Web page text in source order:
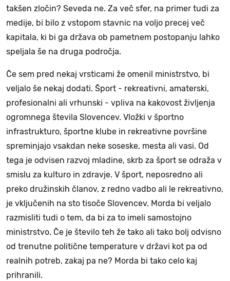
takšen zločin? Seveda ne. Za več sfer, na primer tudi za
medije, bi bilo z vstopom stavnic na voljo precej več
kapitala, ki bi ga država ob pametnem postopanju lahko
speljala še na druga področja.
Če sem pred nekaj vrsticami že omenil ministrstvo, bi
veljalo še nekaj dodati. Šport - rekreativni, amaterski,
profesionalni ali vrhunski - vpliva na kakovost življenja
ogromnega števila Slovencev. Vložki v športno
infrastrukturo, športne klube in rekreativne površine
spreminjajo vsakdan neke soseske, mesta ali vasi. Od
tega je odvisen razvoj mladine, skrb za šport se odraža v
smislu za kulturo in zdravje. V šport, neposredno ali
preko družinskih članov, z redno vadbo ali le rekreativno,
je vključenih na sto tisoče Slovencev. Morda bi veljalo
razmisliti tudi o tem, da bi za to imeli samostojno
ministrstvo. Če je število teh že tako ali tako bolj odvisno
od trenutne politične temperature v državi kot pa od
realnih potreb, zakaj pa ne? Morda bi tako celo kaj
prihranili.